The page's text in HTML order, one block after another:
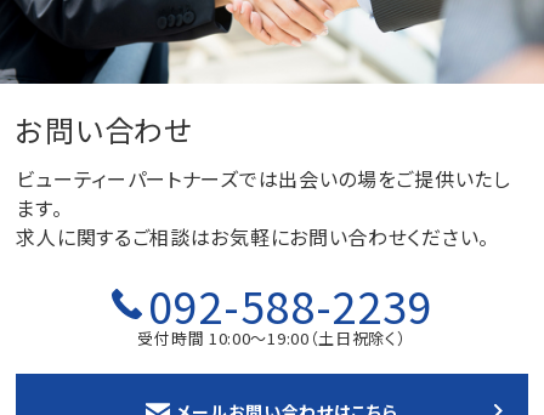
お問い合わせ
ビューティーパートナーズでは出会いの場をご提供いたし
ます。
求人に関するご相談はお気軽にお問い合わせください。
092-588-2239
受付時間 10:00～19:00（土日祝除く）